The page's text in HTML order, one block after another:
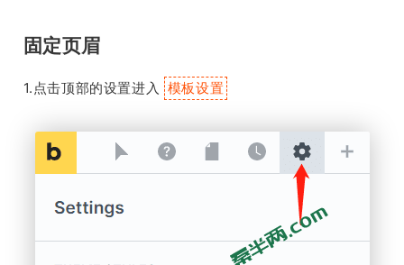
固定页眉
1.点击顶部的设置进入 模板设置